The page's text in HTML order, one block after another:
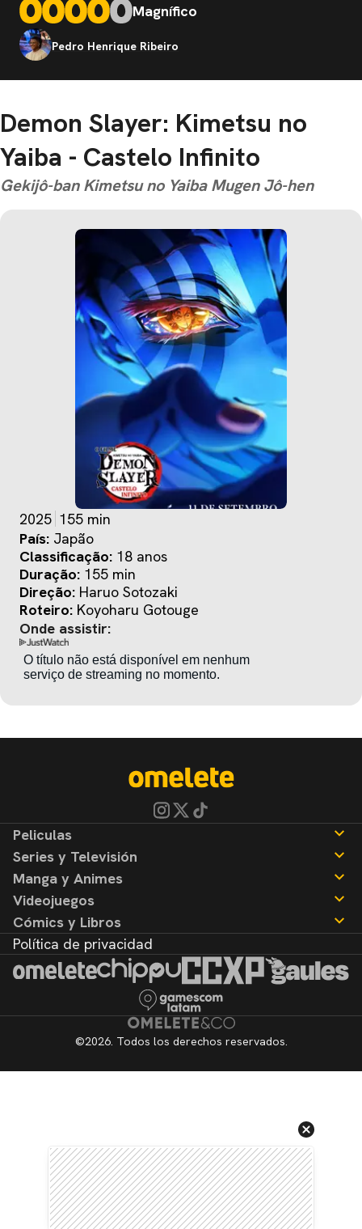
Magnífico
Pedro Henrique Ribeiro
Demon Slayer: Kimetsu no
Yaiba - Castelo Infinito
Gekijô-ban Kimetsu no Yaiba Mugen Jô-hen
2025 155 min
País: Japão
Classificação: 18 anos
Duração: 155 min
Direção: Haruo Sotozaki
Roteiro: Koyoharu Gotouge
Onde assistir:
Peliculas
Noticias
Reseñas
Series y Televisión
Noticias
Reseñas
Manga y Animes
Noticias
Reseñas
Videojuegos
Noticias
Reseñas
Cómics y Libros
Noticias
Reseñas
Política de privacidad
©2026. Todos los derechos reservados.